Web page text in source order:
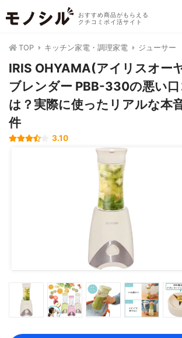
おすすめ商品がもらえる
クチコミポイ活サイト
TOP キッチン家電・調理家電 ジューサー
IRIS OHYAMA(アイリスオー
ブレンダー PBB-330の悪い口
は？実際に使ったリアルな本
件
3.10